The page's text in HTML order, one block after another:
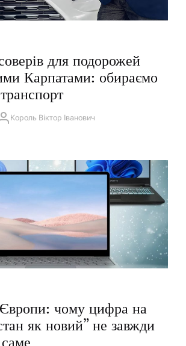
для подорожей
Карпатами: обираємо
Король Віктор Іванович
чому цифра на
як новий” не завжди